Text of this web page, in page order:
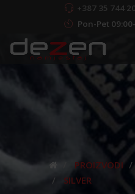
+387 35 744
Pon-Pet
PROIZVODI
SILVER